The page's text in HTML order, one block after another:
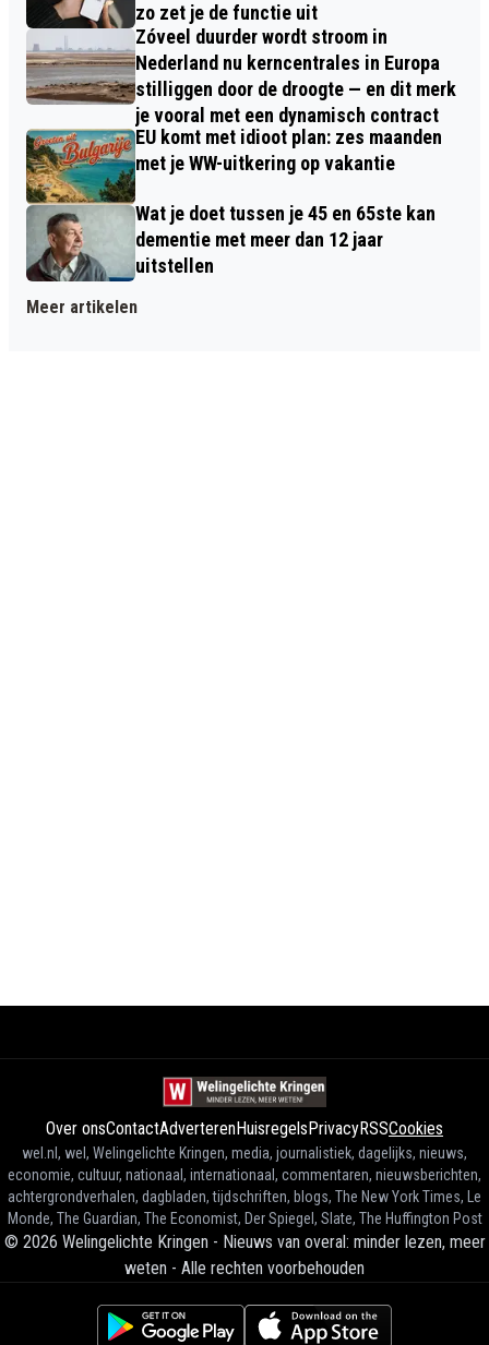
zo zet je de functie uit
Zóveel duurder wordt stroom in
Nederland nu kerncentrales in Europa
stilliggen door de droogte — en dit merk
je vooral met een dynamisch contract
EU komt met idioot plan: zes maanden
met je WW-uitkering op vakantie
Wat je doet tussen je 45 en 65ste kan
dementie met meer dan 12 jaar
uitstellen
Meer artikelen
Over onsContactAdverterenHuisregelsPrivacyRSSCookies
wel.nl, wel, Welingelichte Kringen, media, journalistiek, dagelijks, nieuws,
economie, cultuur, nationaal, internationaal, commentaren, nieuwsberichten,
achtergrondverhalen, dagbladen, tijdschriften, blogs, The New York Times, Le
Monde, The Guardian, The Economist, Der Spiegel, Slate, The Huffington Post
© 2026 Welingelichte Kringen - Nieuws van overal: minder lezen, meer
weten - Alle rechten voorbehouden